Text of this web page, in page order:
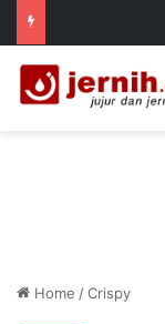
Home /Crispy